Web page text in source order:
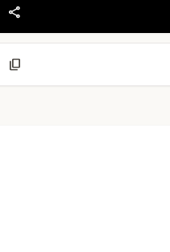
share
content_copy